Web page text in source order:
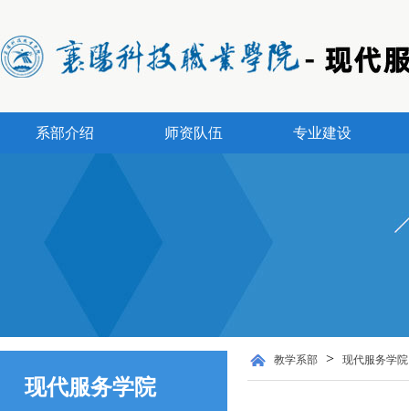
系部介绍 师资队伍 专业建设
现代服务学院
教学系部 > 现代服务学院